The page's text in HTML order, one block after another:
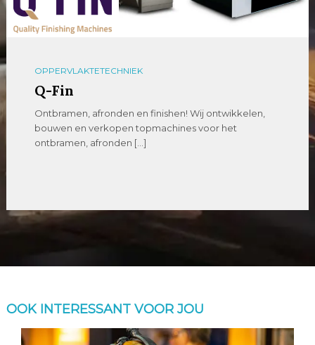
OPPERVLAKTETECHNIEK
Q-Fin
Ontbramen, afronden en finishen! Wij ontwikkelen,
bouwen en verkopen topmachines voor het
ontbramen, afronden […]
OOK INTERESSANT VOOR JOU